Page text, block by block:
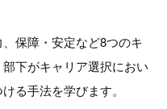
保障・安定など8つのキ
下がキャリア選択におい
る手法を学びます。